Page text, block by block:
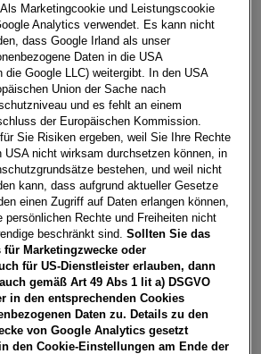
€316,74**
pro Monat
pro Jahr
15.000 km
Eigenleistung
€5.000
kontaktieren
Abschluss anfragen
für Restwert Leasing inkl.
Vertragsgebühr EUR 158,43 und
0,00. Gesamtleasingbetrag EUR
12.316,00, Sollzinssatz 7,28%
8,39% variabel, Gesamtbetrag
freut sich darauf, Ihnen
erstellen zu können.
PDF herunterladen
Als Marketingcookie und Leistungscookie
Analytics verwendet. Es kann nicht
dass Google Irland als unser
Daten in die USA
die Google LLC) weitergibt. In den USA
Union der Sache nach
und es fehlt an einem
der Europäischen Kommission.
Sie Risiken ergeben, weil Sie Ihre Rechte
USA nicht wirksam durchsetzen können, in
bestehen, und weil nicht
kann, dass aufgrund aktueller Gesetze
einen Zugriff auf Daten erlangen können,
persönlichen Rechte und Freiheiten nicht
beschränkt sind.Sollten Sie das
für Marketingzwecke oder
für US-Dienstleister erlauben, dann
gemäß Art 49 Abs 1 lit a) DSGVO
in den entsprechenden Cookies
Daten zu. Details zu den
von Google Analytics gesetzt
den Cookie-Einstellungen am Ende der